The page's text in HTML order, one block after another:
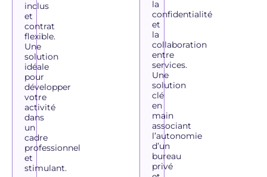
inclus
et
contrat
flexible.
Une
solution
idéale
pour
développer
votre
activité
dans
un
cadre
professionnel
et
stimulant.
la
confidentialité
et
la
collaboration
entre
services.
Une
solution
clé
en
main
associant
l’autonomie
d’un
bureau
privé